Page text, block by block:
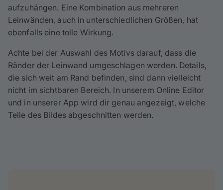
aufzuhängen. Eine Kombination aus mehreren
Leinwänden, auch in unterschiedlichen Größen, hat
ebenfalls eine tolle Wirkung.
Achte bei der Auswahl des Motivs darauf, dass die
Ränder der Leinwand umgeschlagen werden. Details,
die sich weit am Rand befinden, sind dann vielleicht
nicht im sichtbaren Bereich. In unserem Online Editor
und in unserer App wird dir genau angezeigt, welche
Teile des Bildes abgeschnitten werden.